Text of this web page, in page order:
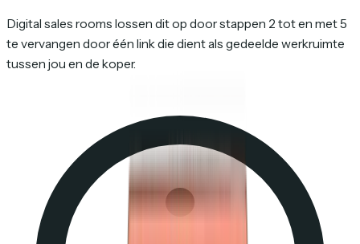
Digital sales rooms lossen dit op door stappen 2 tot en met 5
te vervangen door één link die dient als gedeelde werkruimte
tussen jou en de koper.